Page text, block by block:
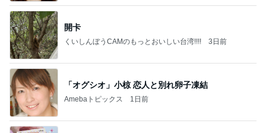
開卡
くいしんぼうCAMのもっとおいしい台湾!!!! 3日前
「オグシオ」小椋 恋人と別れ卵子凍結
Amebaトピックス 1日前